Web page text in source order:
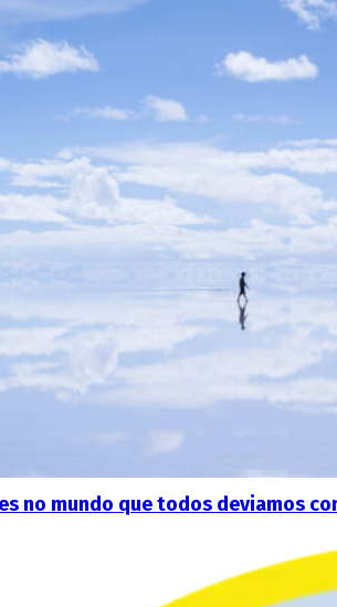
no mundo que todos deviamos